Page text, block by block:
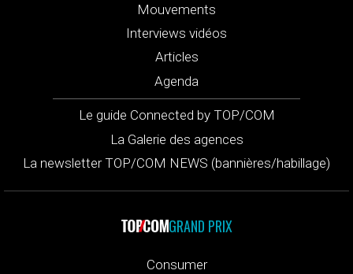
Mouvements
Interviews vidéos
Articles
Agenda
Le guide Connected by TOP/COM
La Galerie des agences
La newsletter TOP/COM NEWS (bannières/habillage)
GRAND PRIX
Consumer